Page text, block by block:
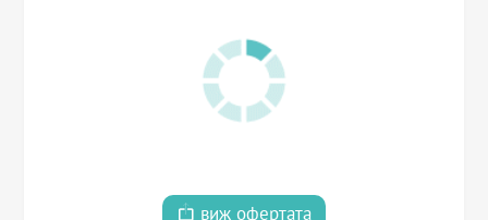
виж офертата